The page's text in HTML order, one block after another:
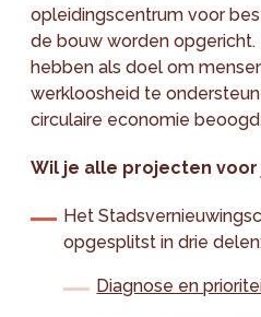
opleidingscentrum voor
de bouw worden opgericht.
hebben als doel om
werkloosheid te
circulaire economie
Wil je alle projecten voor
Het
opgesplitst in drie
Diagnose en